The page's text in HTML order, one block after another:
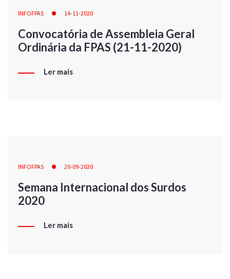
INFOFPAS 14-11-2020
Convocatória de Assembleia Geral
Ordinária da FPAS (21-11-2020)
Ler mais
INFOFPAS 20-09-2020
Semana Internacional dos Surdos
2020
Ler mais